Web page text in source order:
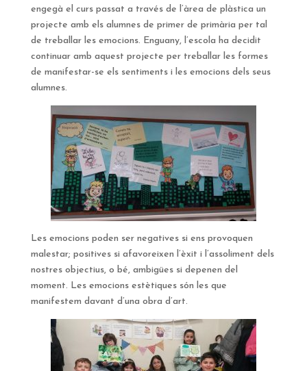
engegà el curs passat a través de l’àrea de plàstica un
projecte amb els alumnes de primer de primària per tal
de treballar les emocions. Enguany, l’escola ha decidit
continuar amb aquest projecte per treballar les formes
de manifestar-se els sentiments i les emocions dels seus
alumnes.
Les emocions poden ser negatives si ens provoquen
malestar; positives si afavoreixen l’èxit i l’assoliment dels
nostres objectius, o bé, ambigües si depenen del
moment. Les emocions estètiques són les que
manifestem davant d’una obra d’art.